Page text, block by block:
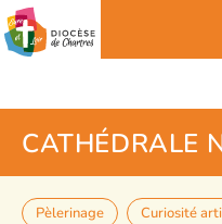
CATHÉDRALE
Pèlerinage Curiosité